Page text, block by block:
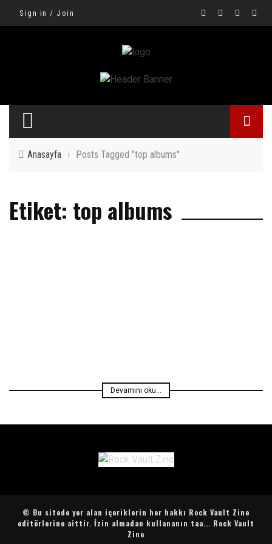
Sign in / Join
Anasayfa › Posts Tagged "top albums"
Etiket: top albums
Devamını oku...
© Bu sitede yer alan içeriklerin her hakkı Rock Vault Zine
editörlerine aittir. İzin almadan kullananın taa... Rock Vault
Zine